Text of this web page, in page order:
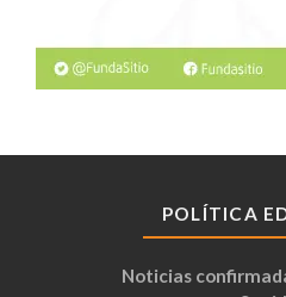
POLÍTICA
Noticias